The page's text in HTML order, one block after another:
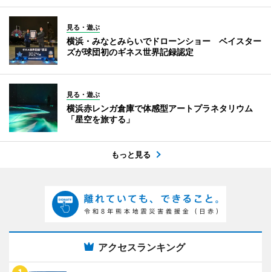
見る・遊ぶ
横浜・みなとみらいでドローンショー ベイスター
ズが球団初のギネス世界記録認定
見る・遊ぶ
横浜赤レンガ倉庫で体感型アートプラネタリウム
「星空を旅する」
もっと見る
アクセスランキング